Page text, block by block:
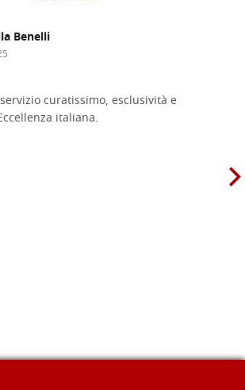
Benelli
curatissimo, esclusività e
italiana.